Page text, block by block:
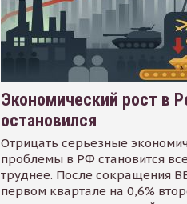
Экономический рост в
остановился
Отрицать серьезные
проблемы в РФ становится
труднее. После сокращения
первом квартале на 0,6%